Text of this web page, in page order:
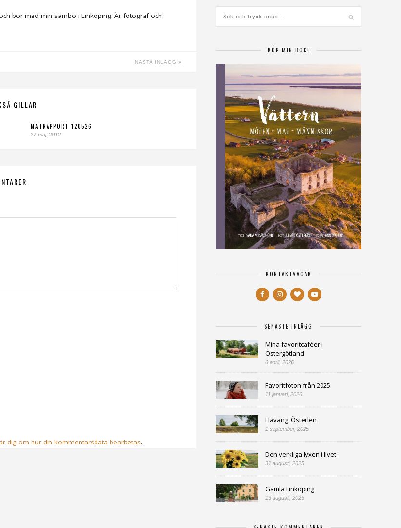
bor med min sambo i Linköping. Är fotograf och
NÄSTA INLÄGG
GILLAR
MATRAPPORT 120526
27 maj, 2012
dig om hur din kommentarsdata bearbetas.
KÖP MIN BOK!
KONTAKTVÄGAR
SENASTE INLÄGG
Mina favoritcaféer i
Östergötland
6 april, 2026
Favoritfoton från 2025
11 januari, 2026
Haväng, Österlen
1 september, 2025
Den verkliga lyxen i livet
31 augusti, 2025
Gamla Linköping
13 augusti, 2025